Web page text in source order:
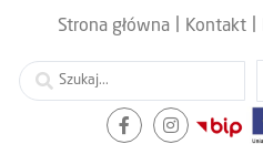
Strona główna Kontakt